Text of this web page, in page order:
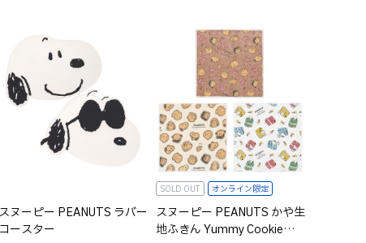
スヌーピー PEANUTS ラバー
コースター
SOLD OUT オンライン限定
スヌーピー PEANUTS かや生
地ふきん Yummy Cookie